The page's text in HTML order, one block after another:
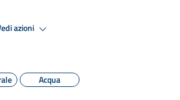
azioni
Acqua